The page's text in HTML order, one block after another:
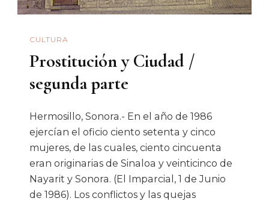
Pobres
CULTURA
Prostitución y Ciudad /
segunda parte
Hermosillo, Sonora.- En el año de 1986
ejercían el oficio ciento setenta y cinco
mujeres, de las cuales, ciento cincuenta
eran originarias de Sinaloa y veinticinco de
Nayarit y Sonora. (El Imparcial, 1 de Junio
de 1986). Los conflictos y las quejas